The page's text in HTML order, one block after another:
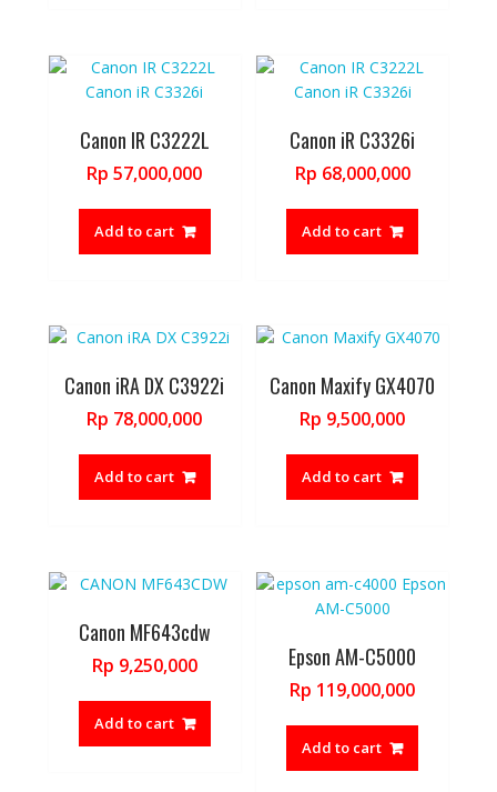
Canon IR C3222L
Rp 57,000,000
Add to cart
Canon iR C3326i
Rp 68,000,000
Add to cart
Canon iRA DX C3922i
Rp 78,000,000
Add to cart
Canon Maxify GX4070
Rp 9,500,000
Add to cart
Canon MF643cdw
Rp 9,250,000
Add to cart
Epson AM-C5000
Rp 119,000,000
Add to cart